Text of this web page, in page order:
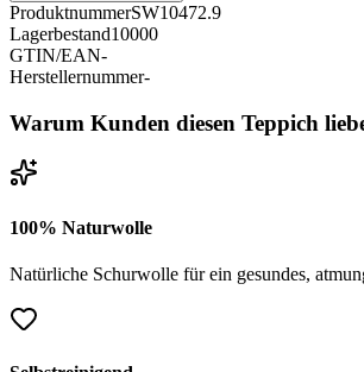
ProduktnummerSW10472.9
Lagerbestand10000
GTIN/EAN-
Herstellernummer-
Warum Kunden diesen Teppich
100% Naturwolle
Natürliche Schurwolle für ein gesundes,